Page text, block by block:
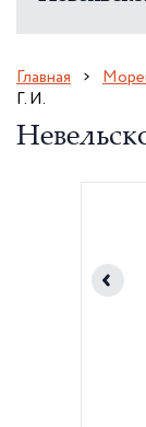
Главная
Г. И.